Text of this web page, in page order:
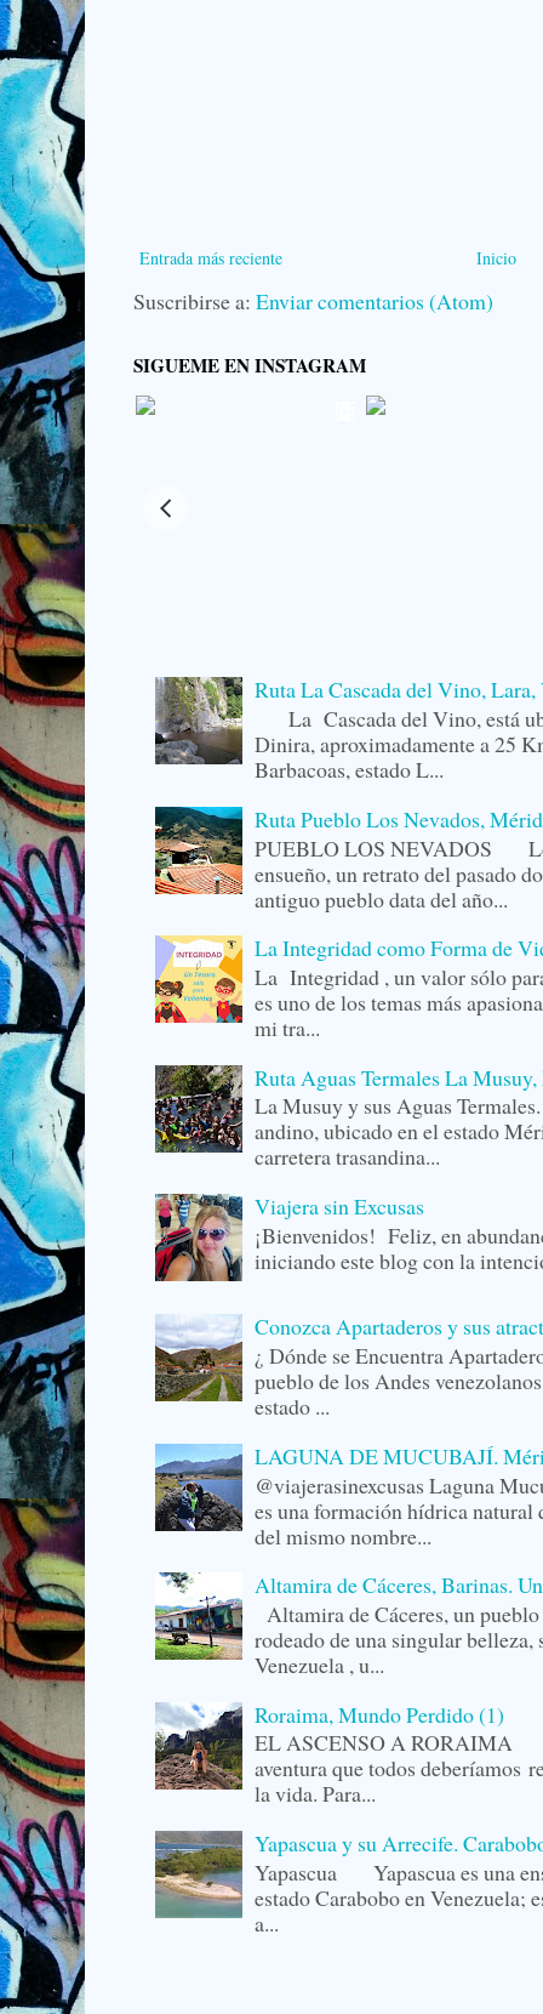
Entrada más reciente Inicio
Suscribirse a: Enviar comentarios (Atom)
SIGUEME EN INSTAGRAM
Ruta La Cascada del Vino, Lara,
La Cascada del Vino, está
Dinira, aproximadamente a 25
Barbacoas, estado L...
Ruta Pueblo Los Nevados,
PUEBLO LOS NEVADOS
ensueño, un retrato del pasado
antiguo pueblo data del año...
La Integridad como Forma de
La Integridad , un valor sólo
es uno de los temas más
mi tra...
Ruta Aguas Termales La
La Musuy y sus Aguas
andino, ubicado en el estado
carretera trasandina...
Viajera sin Excusas
¡Bienvenidos! Feliz, en
iniciando este blog con la
Conozca Apartaderos y sus
¿ Dónde se Encuentra
pueblo de los Andes
estado ...
LAGUNA DE MUCUBAJÍ.
@viajerasinexcusas Laguna
es una formación hídrica natural
del mismo nombre...
Altamira de Cáceres, Barinas.
Altamira de Cáceres, un
rodeado de una singular
Venezuela , u...
Roraima, Mundo Perdido (1)
EL ASCENSO A RORAIMA
aventura que todos deberíamos
la vida. Para...
Yapascua y su Arrecife.
Yapascua Yapascua es una
estado Carabobo en Venezuela;
a...